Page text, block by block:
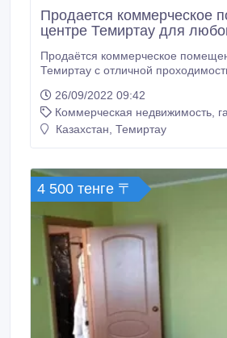
Продается коммерческое
центре Темиртау для
Продаётся коммерческое
Темиртау с отличной проходимостью,
Находится на центральной улице
пр.Металлургов, где можно развить любой вид
деятельности ( например:
под офис и т.
26/09/2022 09:42
Коммерческая недвижимость,
Казахстан, Темиртау
4 500 тенге 〒